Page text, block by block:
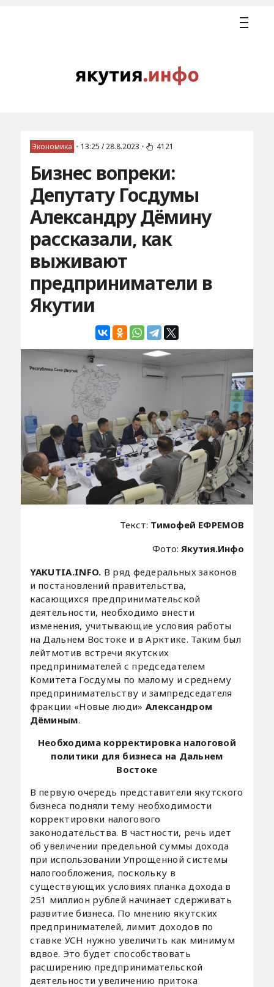
Экономика • 13:25 / 28.8.2023 • 4121
Бизнес вопреки:
Депутату Госдумы
Александру Дёмину
рассказали, как
выживают
предприниматели в
Якутии
Текст: Тимофей ЕФРЕМОВ
Фото: Якутия.Инфо
YAKUTIA.INFO. В ряд федеральных законов
и постановлений правительства,
касающихся предпринимательской
деятельности, необходимо внести
изменения, учитывающие условия работы
на Дальнем Востоке и в Арктике. Таким был
лейтмотив встречи якутских
предпринимателей с председателем
Комитета Госдумы по малому и среднему
предпринимательству и зампредседателя
фракции «Новые люди» Александром
Дёминым.
Необходима корректировка налоговой
политики для бизнеса на Дальнем
Востоке
В первую очередь представители якутского
бизнеса подняли тему необходимости
корректировки налогового
законодательства. В частности, речь идет
об увеличении предельной суммы дохода
при использовании Упрощенной системы
налогообложения, поскольку в
существующих условиях планка дохода в
251 миллион рублей начинает сдерживать
развитие бизнеса. По мнению якутских
предпринимателей, лимит доходов по
ставке УСН нужно увеличить как минимум
вдвое. Это будет способствовать
расширению предпринимательской
деятельности увеличению притока